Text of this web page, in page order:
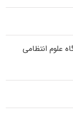
ﻋﻠﻮم انتظامی